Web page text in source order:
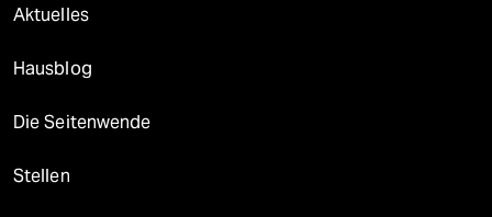
Aktuelles
Hausblog
Die Seitenwende
Stellen